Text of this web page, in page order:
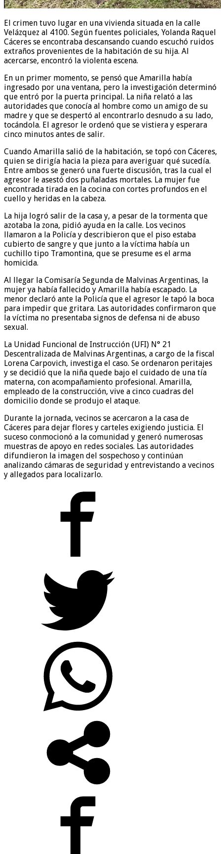
El crimen tuvo lugar en una vivienda situada en la calle
Velázquez al 4100. Según fuentes policiales, Yolanda Raquel
Cáceres se encontraba descansando cuando escuchó ruidos
extraños provenientes de la habitación de su hija. Al
acercarse, encontró la violenta escena.
En un primer momento, se pensó que Amarilla había
ingresado por una ventana, pero la investigación determinó
que entró por la puerta principal. La niña relató a las
autoridades que conocía al hombre como un amigo de su
madre y que se despertó al encontrarlo desnudo a su lado,
tocándola. El agresor le ordenó que se vistiera y esperara
cinco minutos antes de salir.
Cuando Amarilla salió de la habitación, se topó con Cáceres,
quien se dirigía hacia la pieza para averiguar qué sucedía.
Entre ambos se generó una fuerte discusión, tras la cual el
agresor le asestó dos puñaladas mortales. La mujer fue
encontrada tirada en la cocina con cortes profundos en el
cuello y heridas en la cabeza.
La hija logró salir de la casa y, a pesar de la tormenta que
azotaba la zona, pidió ayuda en la calle. Los vecinos
llamaron a la Policía y describieron que el piso estaba
cubierto de sangre y que junto a la víctima había un
cuchillo tipo Tramontina, que se presume es el arma
homicida.
Al llegar la Comisaría Segunda de Malvinas Argentinas, la
mujer ya había fallecido y Amarilla había escapado. La
menor declaró ante la Policía que el agresor le tapó la boca
para impedir que gritara. Las autoridades confirmaron que
la víctima no presentaba signos de defensa ni de abuso
sexual.
La Unidad Funcional de Instrucción (UFI) N° 21
Descentralizada de Malvinas Argentinas, a cargo de la fiscal
Lorena Carpovich, investiga el caso. Se ordenaron peritajes
y se decidió que la niña quede bajo el cuidado de una tía
materna, con acompañamiento profesional. Amarilla,
empleado de la construcción, vive a cinco cuadras del
domicilio donde se produjo el ataque.
Durante la jornada, vecinos se acercaron a la casa de
Cáceres para dejar flores y carteles exigiendo justicia. El
suceso conmocionó a la comunidad y generó numerosas
muestras de apoyo en redes sociales. Las autoridades
difundieron la imagen del sospechoso y continúan
analizando cámaras de seguridad y entrevistando a vecinos
y allegados para localizarlo.